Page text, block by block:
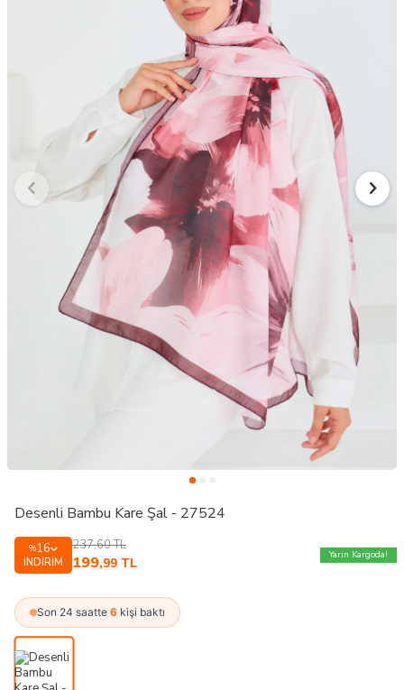
Desenli Bambu Kare Şal - 27524
%16
İNDIRIM
237,60TL
199,99 TL
Yarın Kargoda!
Son 24 saatte 6 kişi baktı